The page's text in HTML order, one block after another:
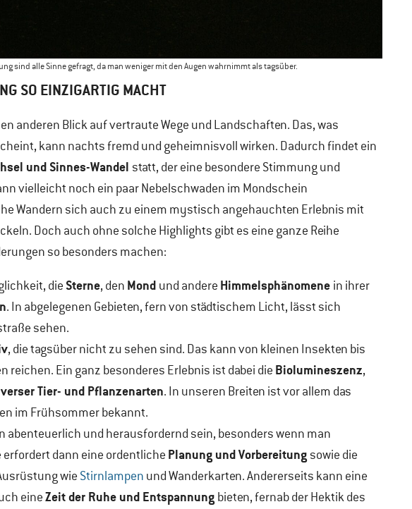
sind alle Sinne gefragt, da man weniger mit den Augen wahrnimmt als tagsüber.
SO EINZIGARTIG MACHT
anderen Blick auf vertraute Wege und Landschaften. Das, was
kann nachts fremd und geheimnisvoll wirken. Dadurch findet ein
und Sinnes-Wandel statt, der eine besondere Stimmung und
vielleicht noch ein paar Nebelschwaden im Mondschein
Wandern sich auch zu einem mystisch angehauchten Erlebnis mit
Doch auch ohne solche Highlights gibt es eine ganze Reihe
so besonders machen:
dieSterne, den Mond und andere Himmelsphänomene in ihrer
. In abgelegenen Gebieten, fern von städtischem Licht, lässt sich
sehen.
, die tagsüber nicht zu sehen sind. Das kann von kleinen Insekten bis
reichen. Ein ganz besonderes Erlebnis ist dabei die Biolumineszenz,
Tier- und Pflanzenarten. In unseren Breiten ist vor allem das
im Frühsommer bekannt.
abenteuerlich und herausfordernd sein, besonders wenn man
erfordert dann eine ordentliche Planung und Vorbereitung sowie die
wie Stirnlampen und Wanderkarten. Andererseits kann eine
eineZeit der Ruhe und Entspannung bieten, fernab der Hektik des